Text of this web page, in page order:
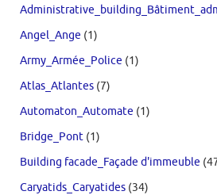
Angel_Ange (1)
Army_Armée_Police (1)
Atlas_Atlantes (7)
Automaton_Automate (1)
Bridge_Pont (1)
Building facade_Façade d'immeuble
Caryatids_Caryatides (34)